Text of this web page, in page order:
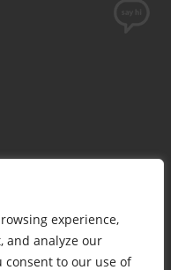
experience,
and analyze our
consent to our use of